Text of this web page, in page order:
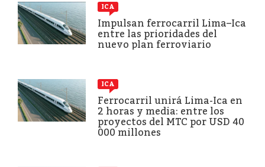
ICA
Impulsan ferrocarril Lima–Ica
entre las prioridades del
nuevo plan ferroviario
ICA
Ferrocarril unirá Lima-Ica en
2 horas y media: entre los
proyectos del MTC por USD 40
000 millones